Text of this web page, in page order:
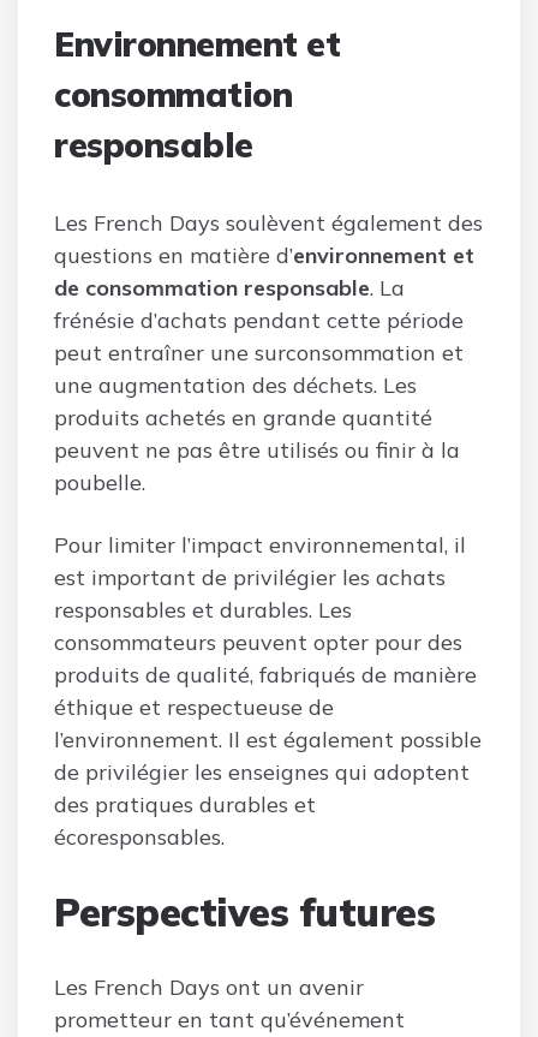
Environnement et
consommation
responsable
Les French Days soulèvent également des
questions en matière d’environnement et
de consommation responsable. La
frénésie d’achats pendant cette période
peut entraîner une surconsommation et
une augmentation des déchets. Les
produits achetés en grande quantité
peuvent ne pas être utilisés ou finir à la
poubelle.
Pour limiter l’impact environnemental, il
est important de privilégier les achats
responsables et durables. Les
consommateurs peuvent opter pour des
produits de qualité, fabriqués de manière
éthique et respectueuse de
l’environnement. Il est également possible
de privilégier les enseignes qui adoptent
des pratiques durables et
écoresponsables.
Perspectives futures
Les French Days ont un avenir
prometteur en tant qu’événement